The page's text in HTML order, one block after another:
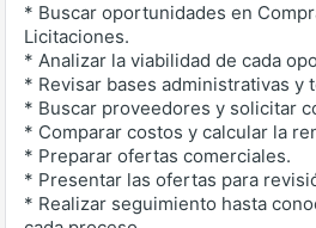
* Buscar oportunidades en
Licitaciones.
* Analizar la viabilidad de cada
* Revisar bases administrativas y
* Buscar proveedores y solicitar
* Comparar costos y calcular la
* Preparar ofertas comerciales.
* Presentar las ofertas para
* Realizar seguimiento hasta